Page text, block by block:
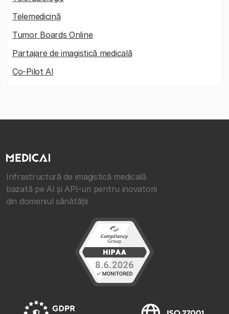
Telemedicină
Tumor Boards Online
Partajare de imagistică medicală
Co-Pilot AI
Infrastructură de imagistică medicală
bazată pe AI și API-uri pentru inovatorii
din domeniul sănătății